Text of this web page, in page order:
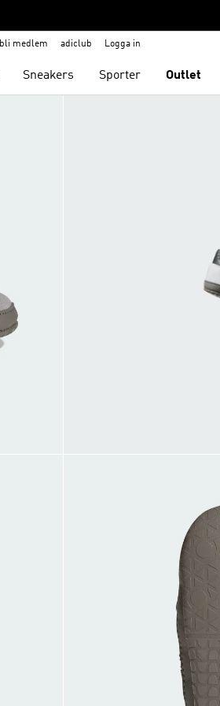
bli medlem adiclub Logga in
Sneakers Sporter Outlet